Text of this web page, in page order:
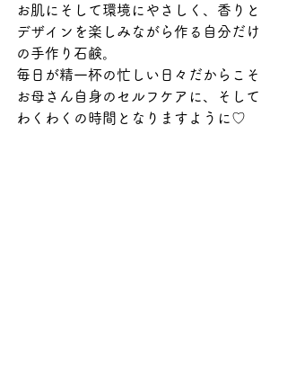
お肌にそして環境にやさしく、香りと
デザインを楽しみながら作る自分だけ
の手作り石鹸。
毎日が精一杯の忙しい日々だからこそ
お母さん自身のセルフケアに、そして
わくわくの時間となりますように♡